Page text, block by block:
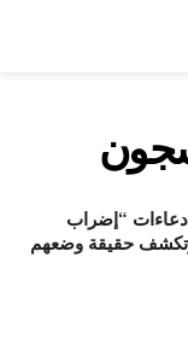
“إضراب
وتكشف حقيقة وضعهم